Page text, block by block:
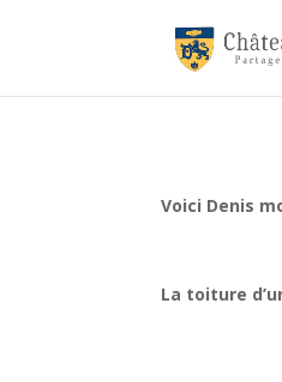
Voici Denis
La toiture